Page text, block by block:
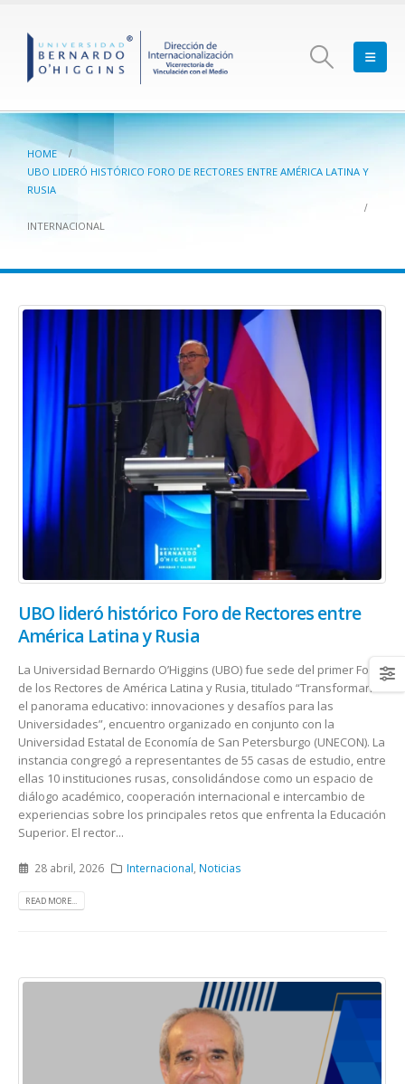
HOME
UBO LIDERÓ HISTÓRICO FORO DE RECTORES ENTRE AMÉRICA LATINA Y
RUSIA
INTERNACIONAL
UBO lideró histórico Foro de Rectores entre
América Latina y Rusia
La Universidad Bernardo O’Higgins (UBO) fue sede del primer Foro
de los Rectores de América Latina y Rusia, titulado “Transformando
el panorama educativo: innovaciones y desafíos para las
Universidades”, encuentro organizado en conjunto con la
Universidad Estatal de Economía de San Petersburgo (UNECON). La
instancia congregó a representantes de 55 casas de estudio, entre
ellas 10 instituciones rusas, consolidándose como un espacio de
diálogo académico, cooperación internacional e intercambio de
experiencias sobre los principales retos que enfrenta la Educación
Superior. El rector...
28 abril, 2026 Internacional Noticias
READ MORE...